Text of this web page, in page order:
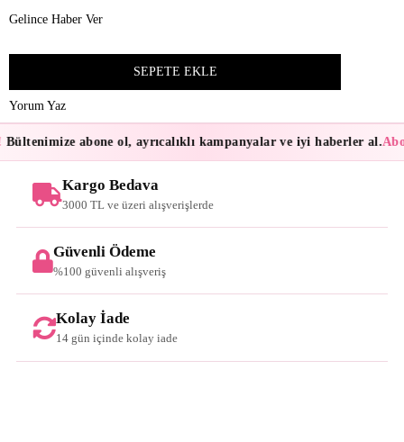
Gelince Haber Ver
Yorum Yaz
abone ol, ayrıcalıklı kampanyalar ve iyi haberler al.
Kargo Bedava
3000 TL ve üzeri alışverişlerde
Güvenli Ödeme
%100 güvenli alışveriş
Kolay İade
14 gün içinde kolay iade